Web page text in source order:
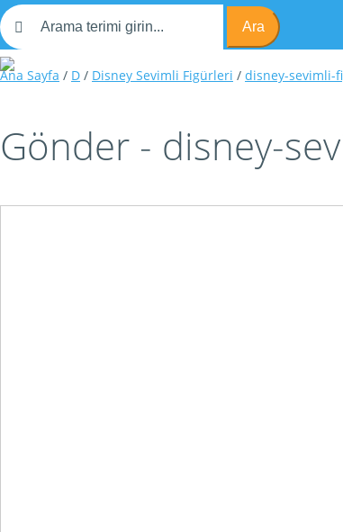
Ara
Ana Sayfa / D / Disney Sevimli Figürleri / disney-sevimli-
Gönder - disney-